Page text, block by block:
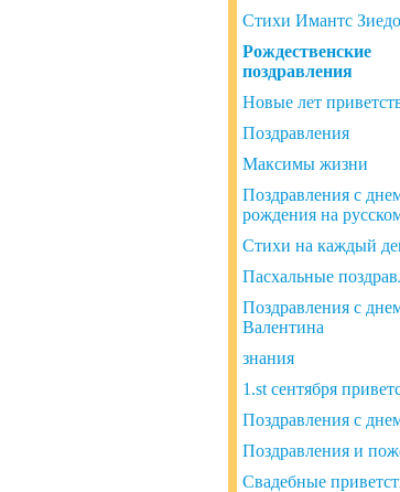
Стихи Имантс
Рождественские
поздравления
Новые лет
Поздравления
Максимы жизни
Поздравления с
рождения на
Стихи на каждый
Пасхальные
Поздравления с
Валентина
знания
1.st сентября
Поздравления с
Поздравления и
Свадебные